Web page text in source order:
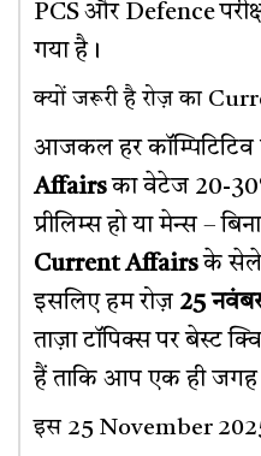
PCS और Defence
गया है।
क्यों जरूरी है रोज़ का
आजकल हर कॉम्पिटिटिव
Affairs का वेटेज 20-
प्रीलिम्स हो या मेन्स – बिना
Current Affairs के
इसलिए हम रोज़ 25
ताज़ा टॉपिक्स पर बेस्ट
हैं ताकि आप एक ही जगह
इस 25 November